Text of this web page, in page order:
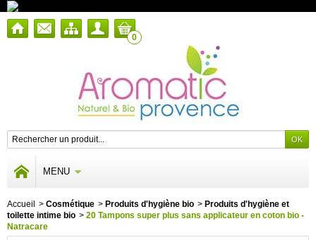
0
MENU
Accueil > Cosmétique > Produits d'hygiène bio > Produits d'hygiène et
toilette intime bio > 20 Tampons super plus sans applicateur en coton bio -
Natracare